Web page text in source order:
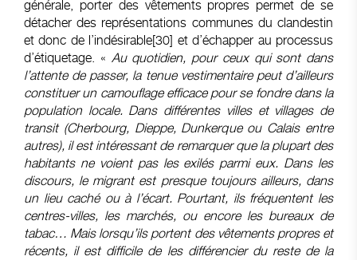
générale, porter des vêtements propres permet de se
détacher des représentations communes du clandestin
et donc de l’indésirable[30] et d’échap­per au processus
d’étiquetage. « Au quotidien, pour ceux qui sont dans
l’attente de passer, la tenue vestimentaire peut d’ailleurs
constituer un camouflage efficace pour se fondre dans la
population locale. Dans différentes villes et villages de
transit (Cherbourg, Dieppe, Dunkerque ou Calais entre
autres), il est intéressant de remarquer que la plupart des
habi­tants ne voient pas les exilés parmi eux. Dans les
discours, le migrant est presque toujours ailleurs, dans
un lieu caché ou à l’écart. Pourtant, ils fréquentent les
centres-villes, les marchés, ou encore les bureaux de
tabac… Mais lorsqu’ils portent des vêtements propres et
récents, il est difficile de les différencier du reste de la